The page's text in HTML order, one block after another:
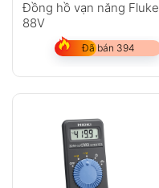
Đồng hồ vạn năng Fluke
88V
Đã bán 394